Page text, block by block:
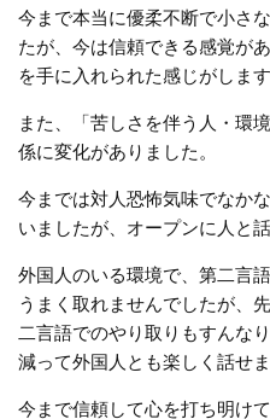
今まで本当に優柔不断で小さ
たが、今は信頼できる感覚が
を手に入れられた感じがします
また、「苦しさを伴う人・環
係に変化がありました。
今までは対人恐怖気味でなか
いましたが、オープンに人と
外国人のいる環境で、第二言
うまく取れませんでしたが、
二言語でのやり取りもすんな
減って外国人とも楽しく話せま
今まで信頼して心を打ち明け